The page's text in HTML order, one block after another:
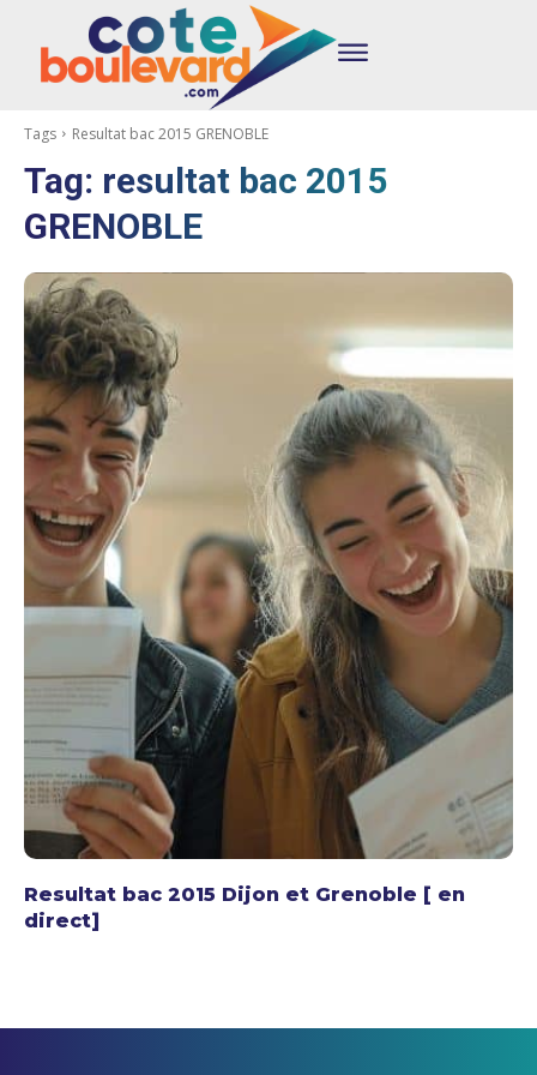
Tags Resultat bac 2015 GRENOBLE
Tag: resultat bac 2015
GRENOBLE
Resultat bac 2015 Dijon et Grenoble [ en
direct]